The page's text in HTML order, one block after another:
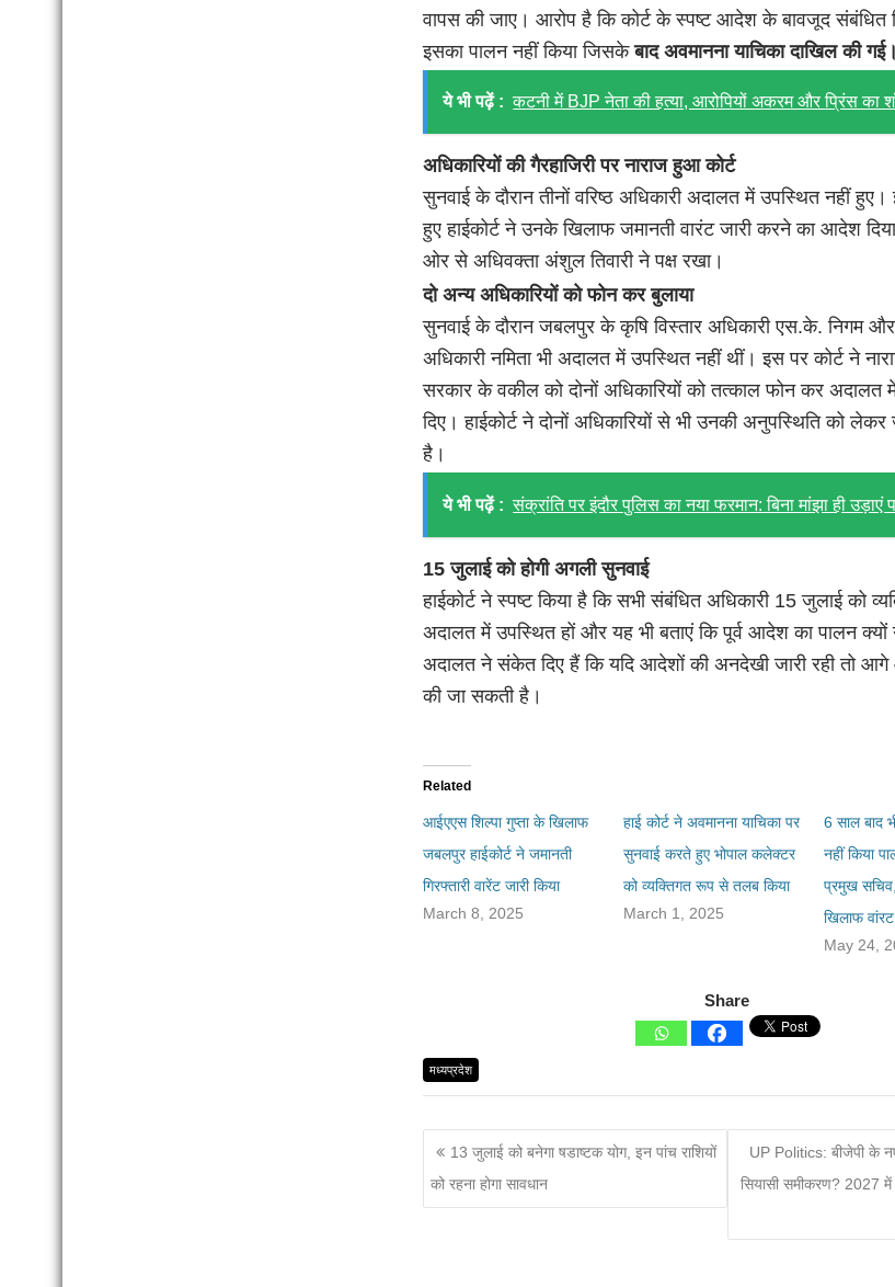
वापस की जाए। आरोप है कि कोर्ट के स्पष्ट आदेश के बावजूद संबंधित
इसका पालन नहीं किया जिसकेबाद अवमानना याचिका दाखिल की गई।
ये भी पढ़ें : कटनी में BJP नेता की हत्या, आरोपियों अकरम और प्रिंस का
अधिकारियों की गैरहाजिरी पर नाराज हुआ कोर्ट
सुनवाई के दौरान तीनों वरिष्ठ अधिकारी अदालत में उपस्थित नहीं
हुए हाईकोर्ट ने उनके खिलाफ जमानती वारंट जारी करने का आदेश
ओर से अधिवक्ता अंशुल तिवारी ने पक्ष रखा।
दो अन्य अधिकारियों को फोन कर बुलाया
सुनवाई के दौरान जबलपुर के कृषि विस्तार अधिकारी एस.के. निगम
अधिकारी नमिता भी अदालत में उपस्थित नहीं थीं। इस पर कोर्ट ने
सरकार के वकील को दोनों अधिकारियों को तत्काल फोन कर अदालत
दिए। हाईकोर्ट ने दोनों अधिकारियों से भी उनकी अनुपस्थिति को
है।
ये भी पढ़ें : संक्रांति पर इंदौर पुलिस का नया फरमान: बिना मांझा ही उड़ाएं
15 जुलाई को होगी अगली सुनवाई
हाईकोर्ट ने स्पष्ट किया है कि सभी संबंधित अधिकारी 15 जुलाई को
अदालत में उपस्थित हों और यह भी बताएं कि पूर्व आदेश का पालन क्यों
अदालत ने संकेत दिए हैं कि यदि आदेशों की अनदेखी जारी रही तो आगे
की जा सकती है।
Related
आईएएस शिल्पा गुप्ता के खिलाफ
जबलपुर हाईकोर्ट ने जमानती
गिरफ्तारी वारेंट जारी किया
March 8, 2025
हाई कोर्ट ने अवमानना याचिका पर
सुनवाई करते हुए भोपाल कलेक्टर
को व्यक्तिगत रूप से तलब किया
March 1, 2025
6 साल बाद
नहीं किया
प्रमुख
खिलाफ वांरट
May 24,
Share
मध्यप्रदेश
13 जुलाई को बनेगा षडाष्टक योग, इन पांच राशियों
को रहना होगा सावधान
UP Politics: बीजेपी के
सियासी समीकरण? 2027